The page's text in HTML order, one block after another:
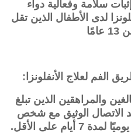
سلامة وفعالية دواء
لدى الأطفال الذين تقل
الفم لعلاج الأنفلونزا:
والمراهقين الذين تبلغ
أكبر بعد الاتصال الوثيق مع شخص
مصاب : 75 مجم مرة واحدة يوميًا لمدة 7 أيام على الأقل.